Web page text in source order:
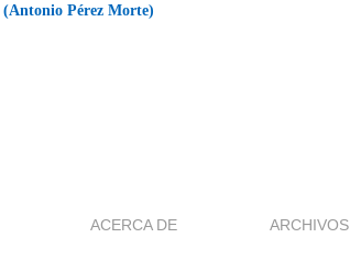
(Antonio Pérez Morte)
ACERCA DE ARCHIVOS